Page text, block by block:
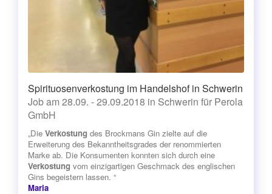
Spirituosenverkostung im Handelshof in Schwerin
Job am 28.09. - 29.09.2018 in Schwerin für Perola
GmbH
„Die Verkostung des Brockmans Gin zielte auf die
Erweiterung des Bekanntheitsgrades der renommierten
Marke ab. Die Konsumenten konnten sich durch eine
Verkostung vom einzigartigen Geschmack des englischen
Gins begeistern lassen. “
Maria